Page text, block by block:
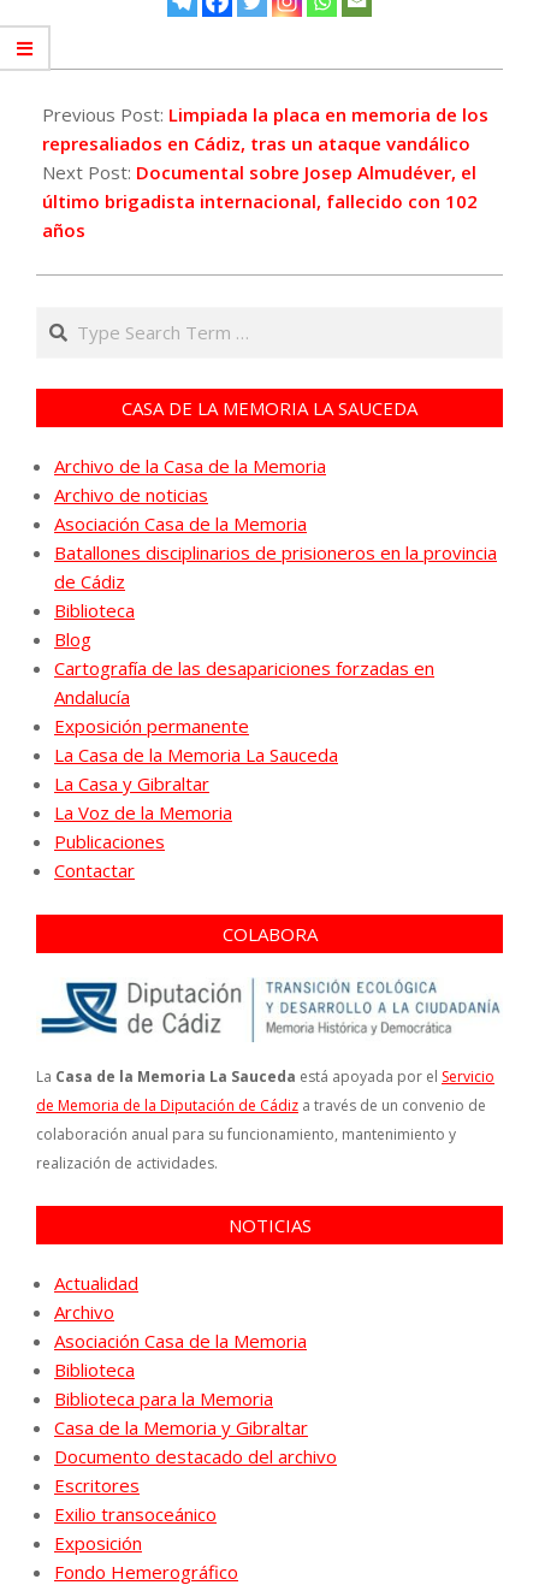
05-
26
Previous Post: Limpiada la placa en memoria de los
represaliados en Cádiz, tras un ataque vandálico
Next Post: Documental sobre Josep Almudéver, el
último brigadista internacional, fallecido con 102
años
Search
CASA DE LA MEMORIA LA SAUCEDA
Archivo de la Casa de la Memoria
Archivo de noticias
Asociación Casa de la Memoria
Batallones disciplinarios de prisioneros en la provincia
de Cádiz
Biblioteca
Blog
Cartografía de las desapariciones forzadas en
Andalucía
Exposición permanente
La Casa de la Memoria La Sauceda
La Casa y Gibraltar
La Voz de la Memoria
Publicaciones
Contactar
COLABORA
La Casa de la Memoria La Sauceda está apoyada por el Servicio
de Memoria de la Diputación de Cádiz a través de un convenio de
colaboración anual para su funcionamiento, mantenimiento y
realización de actividades.
NOTICIAS
Actualidad
Archivo
Asociación Casa de la Memoria
Biblioteca
Biblioteca para la Memoria
Casa de la Memoria y Gibraltar
Documento destacado del archivo
Escritores
Exilio transoceánico
Exposición
Fondo Hemerográfico